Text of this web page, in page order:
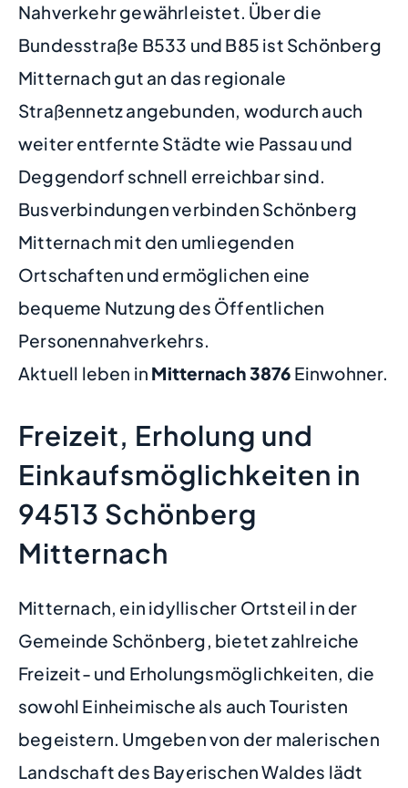
Nahverkehr gewährleistet. Über die
Bundesstraße B533 und B85 ist Schönberg
Mitternach gut an das regionale
Straßennetz angebunden, wodurch auch
weiter entfernte Städte wie Passau und
Deggendorf schnell erreichbar sind.
Busverbindungen verbinden Schönberg
Mitternach mit den umliegenden
Ortschaften und ermöglichen eine
bequeme Nutzung des Öffentlichen
Personennahverkehrs.
Aktuell leben in Mitternach3876 Einwohner.
Freizeit, Erholung und
Einkaufsmöglichkeiten in
94513 Schönberg
Mitternach
Mitternach, ein idyllischer Ortsteil in der
Gemeinde Schönberg, bietet zahlreiche
Freizeit- und Erholungsmöglichkeiten, die
sowohl Einheimische als auch Touristen
begeistern. Umgeben von der malerischen
Landschaft des Bayerischen Waldes lädt